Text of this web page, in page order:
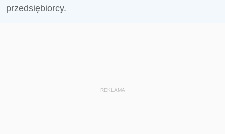
przedsiębiorcy.
REKLAMA